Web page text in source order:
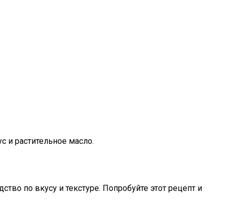
и растительное масло.
по вкусу и текстуре. Попробуйте этот рецепт и